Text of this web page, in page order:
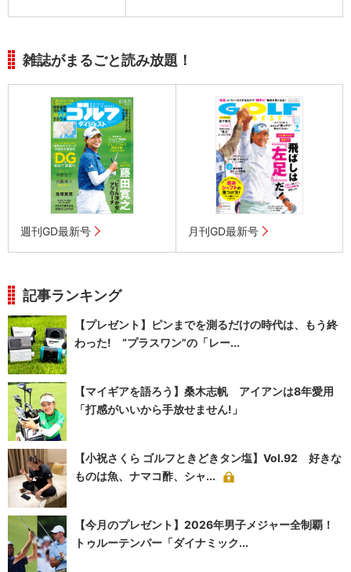
雑誌がまるごと読み放題！
週刊GD最新号 月刊GD最新号
記事ランキング
【プレゼント】ピンまでを測るだけの時代は、もう終
わった! “プラスワン”の「レー...
【マイギアを語ろう】桑木志帆 アイアンは8年愛用
「打感がいいから手放せません!」
【小祝さくら ゴルフときどきタン塩】Vol.92 好きな
ものは魚、ナマコ酢、シャ...
【今月のプレゼント】2026年男子メジャー全制覇！
トゥルーテンパー「ダイナミック...